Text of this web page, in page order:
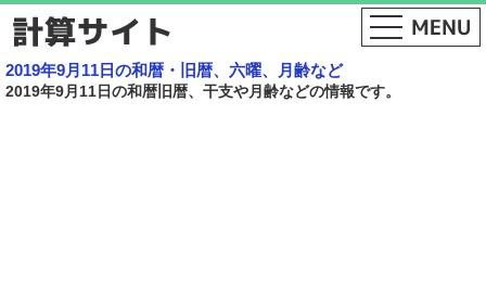
2019年9月11日の和暦・旧暦、六曜、月齢など
2019年9月11日の和暦旧暦、干支や月齢などの情報です。